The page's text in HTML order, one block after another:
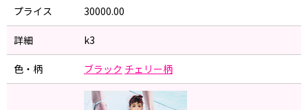
プライス 30000.00
詳細 k3
色・柄 ブラック チェリー柄